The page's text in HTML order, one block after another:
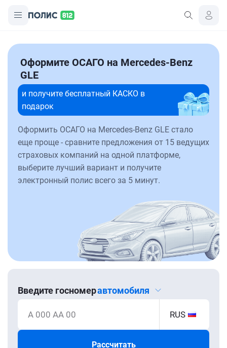
Оформите ОСАГО на Mercedes-Benz
GLE
и получите бесплатный КАСКО в
подарок
Оформить ОСАГО на Mercedes-Benz GLE стало
еще проще - сравните предложения от 15 ведущих
страховых компаний на одной платформе,
выберите лучший вариант и получите
электронный полис всего за 5 минут.
Введите госномеравтомобиля
А 000 АА 00 RUS
Рассчитать